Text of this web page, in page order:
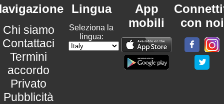
Chi siamo
Contattaci
Termini
accordo
Privato
Pubblicità
Lingua
Seleziona la
lingua:
App
mobili
con noi